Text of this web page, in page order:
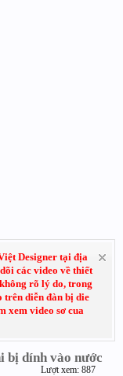
Designer tại địa
các video về thiết
rõ lý do, trong
trên diễn đàn bị die
xem video sơ cua
bị dính vào nước
Lượt xem: 887